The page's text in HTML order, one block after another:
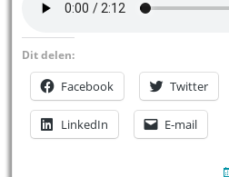
Dit delen:
Facebook Twitter
LinkedIn E-mail